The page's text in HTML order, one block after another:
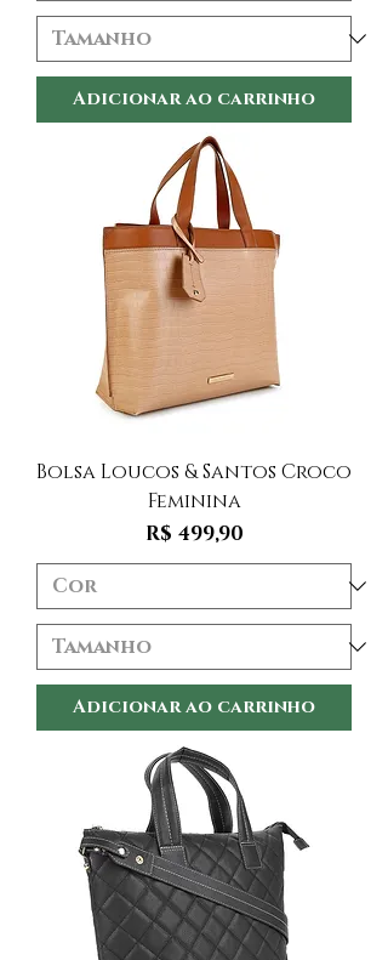
Adicionar ao carrinho
Bolsa Loucos & Santos Croco
Feminina
Preço
R$ 499,90
Adicionar ao carrinho